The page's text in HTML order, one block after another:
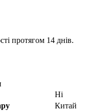
протягом 14 днів.
Ні
Китай